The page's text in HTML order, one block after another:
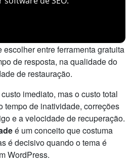
escolher entre ferramenta gratuita
de resposta, na qualidade do
de restauração.
imediato, mas o custo total
tempo de inatividade, correções
e a velocidade de recuperação.
é um conceito que costuma
é decisivo quando o tema é
WordPress.